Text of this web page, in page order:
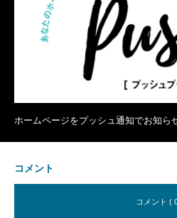
ホームページをプッシュ通知でお知ら
コメント
コメント (